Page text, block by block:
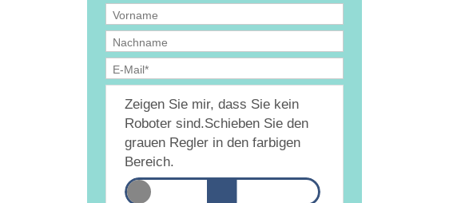
einverstanden, dass DAMiD mich per E-Mail über
Themen und Veranstaltungen informiert.
Datenschutzerklärung
Zeigen Sie mir, dass Sie kein
Roboter sind.Schieben Sie den
grauen Regler in den farbigen
Bereich.